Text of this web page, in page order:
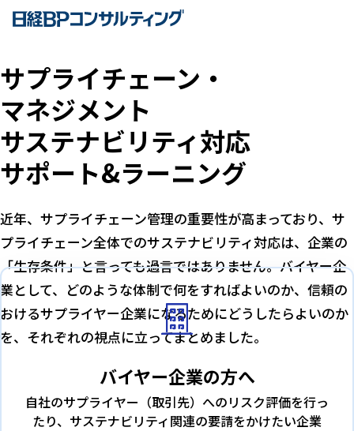
サプライチェーン・
マネジメント
サステナビリティ対応
サポート&ラーニング
近年、サプライチェーン管理の重要性が高まっており、サ
プライチェーン全体でのサステナビリティ対応は、企業の
「生存条件」と言っても過言ではありません。バイヤー企
業として、どのような体制で何をすればよいのか、信頼の
おけるサプライヤー企業になるためにどうしたらよいのか
を、それぞれの視点に立ってまとめました。
バイヤー企業の方へ
自社のサプライヤー（取引先）へのリスク評価を行っ
たり、サステナビリティ関連の要請をかけたい企業